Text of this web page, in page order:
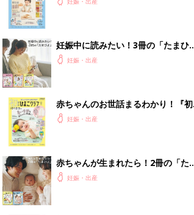
クラブ 夏号』
リゾート会員権の魅力
PR（リゾート・ステーション株式会社）